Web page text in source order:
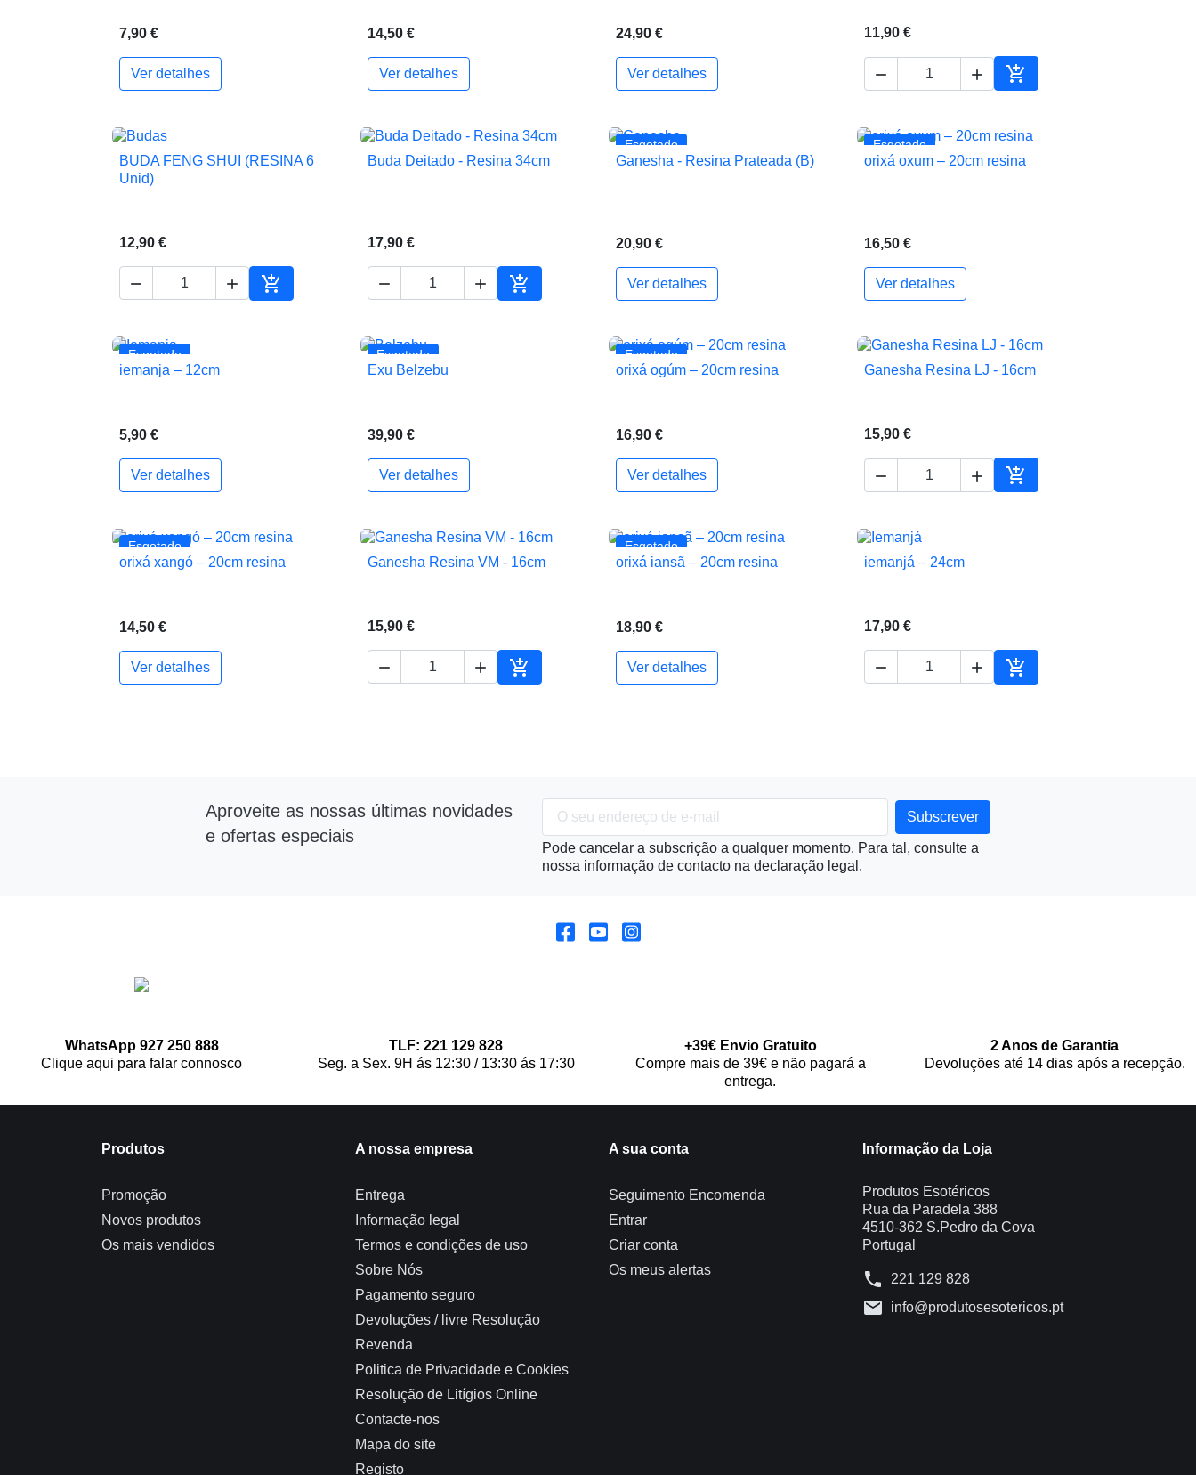
7,90 €
Ver detalhes
14,50 €
Ver detalhes
24,90 €
Ver detalhes
11,90 €
  
Adicionar ao carrinho
 Vista rápida
BUDA FENG SHUI (RESINA 6
Unid)
12,90 €
  
Adicionar ao carrinho
 Vista rápida
Buda Deitado - Resina 34cm
17,90 €
  
Adicionar ao carrinho
Esgotado
 Vista rápida
Ganesha - Resina Prateada (B)
20,90 €
Ver detalhes
Esgotado
 Vista rápida
orixá oxum – 20cm resina
16,50 €
Ver detalhes
Esgotado
 Vista rápida
iemanja – 12cm
5,90 €
Ver detalhes
Esgotado
 Vista rápida
Exu Belzebu
39,90 €
Ver detalhes
Esgotado
 Vista rápida
orixá ogúm – 20cm resina
16,90 €
Ver detalhes
 Vista rápida
Ganesha Resina LJ - 16cm
15,90 €
  
Adicionar ao carrinho
Esgotado
 Vista rápida
orixá xangó – 20cm resina
14,50 €
Ver detalhes
 Vista rápida
Ganesha Resina VM - 16cm
15,90 €
  
Adicionar ao carrinho
Esgotado
 Vista rápida
orixá iansã – 20cm resina
18,90 €
Ver detalhes
 Vista rápida
iemanjá – 24cm
17,90 €
  
Adicionar ao carrinho
Aproveite as nossas últimas novidades
e ofertas especiais
Pode cancelar a subscrição a qualquer momento. Para tal, consulte a
nossa informação de contacto na declaração legal.
WhatsApp 927 250 888
Clique aqui para falar connosco
TLF: 221 129 828
Seg. a Sex. 9H ás 12:30 / 13:30 ás 17:30
+39€ Envio Gratuito
Compre mais de 39€ e não pagará a
entrega.
2 Anos de Garantia
Devoluções até 14 dias após a recepção.
Produtos
Promoção
Novos produtos
Os mais vendidos
A nossa empresa
Entrega
Informação legal
Termos e condições de uso
Sobre Nós
Pagamento seguro
Devoluções / livre Resolução
Revenda
Politica de Privacidade e Cookies
Resolução de Litígios Online
Contacte-nos
Mapa do site
Registo
A sua conta
Seguimento Encomenda
Entrar
Criar conta
Os meus alertas
Informação da Loja
Produtos Esotéricos
Rua da Paradela 388
4510-362 S.Pedro da Cova
Portugal
phone 221 129 828
mail info@produtosesotericos.pt